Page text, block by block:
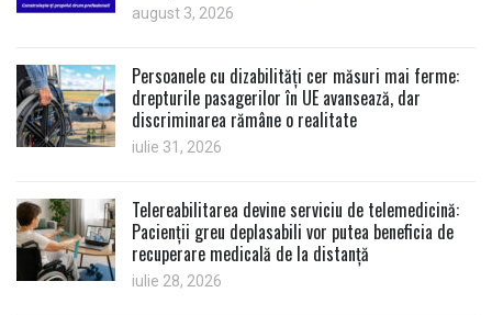
august 3, 2026
Persoanele cu dizabilități cer măsuri mai ferme:
drepturile pasagerilor în UE avansează, dar
discriminarea rămâne o realitate
iulie 31, 2026
Telereabilitarea devine serviciu de telemedicină:
Pacienții greu deplasabili vor putea beneficia de
recuperare medicală de la distanță
iulie 28, 2026